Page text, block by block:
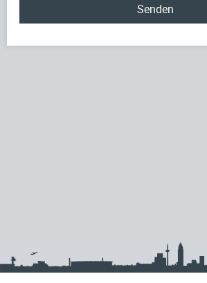
Senden